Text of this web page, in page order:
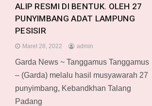
ALIP RESMI DI BENTUK. OLEH 27
PUNYIMBANG ADAT LAMPUNG
PESISIR
Maret 28, 2022 admin
Garda News ~ Tanggamus Tanggamus
– (Garda) melalu hasil musyawarah 27
punyimbang, Kebandkhan Talang
Padang